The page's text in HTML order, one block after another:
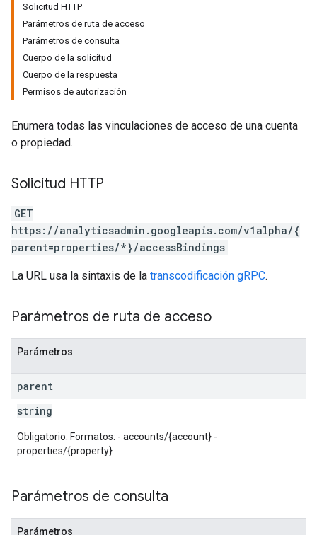
Solicitud HTTP
Parámetros de ruta de acceso
Parámetros de consulta
Cuerpo de la solicitud
Cuerpo de la respuesta
Permisos de autorización
Enumera todas las vinculaciones de acceso de una cuenta
o propiedad.
Solicitud HTTP
GET
https://analyticsadmin.googleapis.com/v1alpha/{
parent=properties/*}/accessBindings
La URL usa la sintaxis de la transcodificación gRPC.
Parámetros de ruta de acceso
Parámetros
parent
string
Obligatorio. Formatos: - accounts/{account} -
properties/{property}
Parámetros de consulta
Parámetros